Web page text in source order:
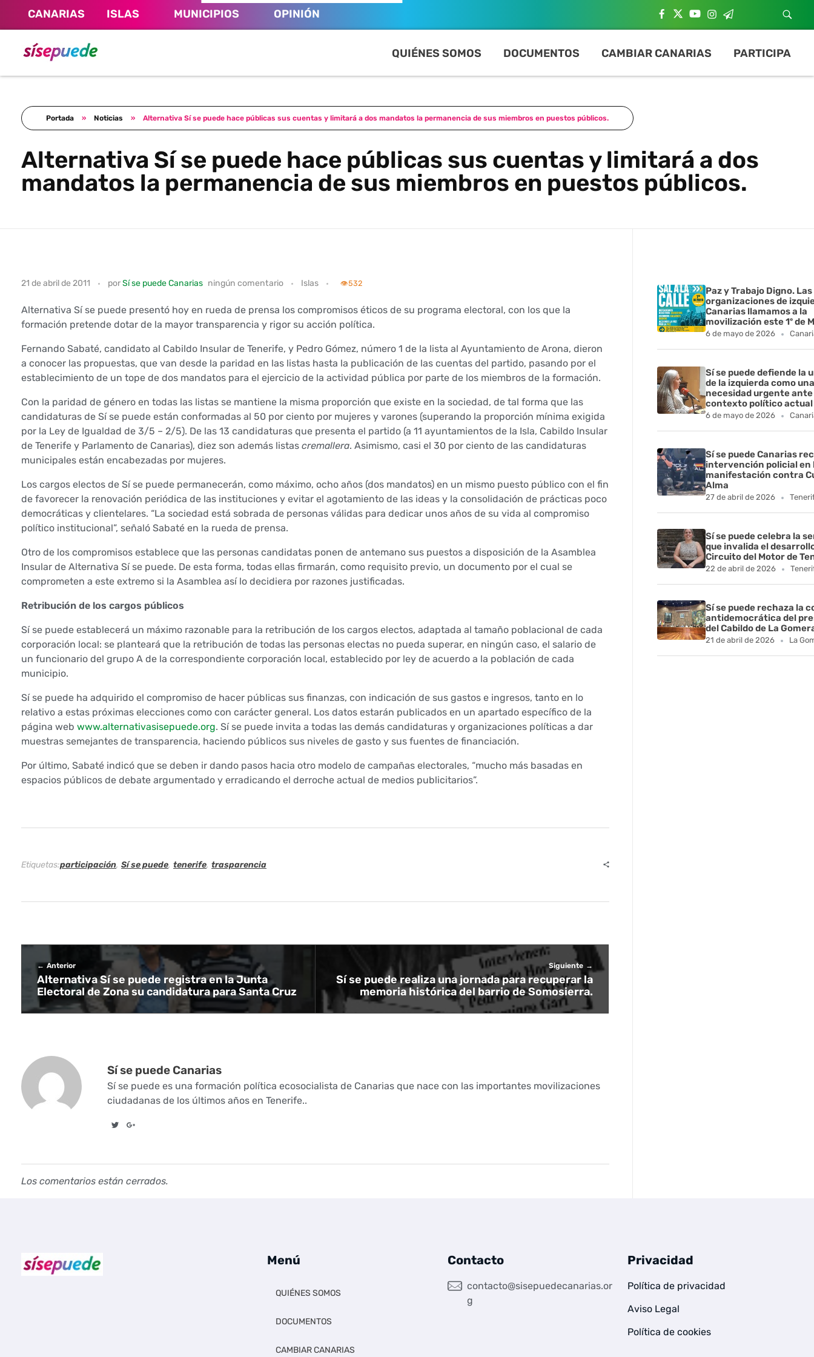
CANARIAS ISLAS MUNICIPIOS OPINIÓN
QUIÉNES SOMOS DOCUMENTOS CAMBIAR CANARIAS PARTICIPA
Portada » Noticias » Alternativa Sí se puede hace públicas sus cuentas y limitará a dos mandatos la permanencia de sus miembros en puestos públicos.
Alternativa Sí se puede hace públicas sus cuentas y limitará a dos
mandatos la permanencia de sus miembros en puestos públicos.
A
l
t
e
r
n
a
t
i
v
a
S
í
s
e
p
u
e
d
e
h
e
c
s
s
u
c
t
21 de abril de 2011 porSí se puede Canarias ningún comentario Islas 👁️532
Alternativa Sí se puede presentó hoy en rueda de prensa los compromisos éticos de su programa electoral, con los que la
formación pretende dotar de la mayor transparencia y rigor su acción política.
Fernando Sabaté, candidato al Cabildo Insular de Tenerife, y Pedro Gómez, número 1 de la lista al Ayuntamiento de Arona, dieron
a conocer las propuestas, que van desde la paridad en las listas hasta la publicación de las cuentas del partido, pasando por el
establecimiento de un tope de dos mandatos para el ejercicio de la actividad pública por parte de los miembros de la formación.
Con la paridad de género en todas las listas se mantiene la misma proporción que existe en la sociedad, de tal forma que las
candidaturas de Sí se puede están conformadas al 50 por ciento por mujeres y varones (superando la proporción mínima exigida
por la Ley de Igualdad de 3/5 – 2/5). De las 13 candidaturas que presenta el partido (a 11 ayuntamientos de la Isla, Cabildo Insular
de Tenerife y Parlamento de Canarias), diez son además listas cremallera. Asimismo, casi el 30 por ciento de las candidaturas
municipales están encabezadas por mujeres.
Los cargos electos de Sí se puede permanecerán, como máximo, ocho años (dos mandatos) en un mismo puesto público con el fin
de favorecer la renovación periódica de las instituciones y evitar el agotamiento de las ideas y la consolidación de prácticas poco
democráticas y clientelares. “La sociedad está sobrada de personas válidas para dedicar unos años de su vida al compromiso
político institucional”, señaló Sabaté en la rueda de prensa.
Otro de los compromisos establece que las personas candidatas ponen de antemano sus puestos a disposición de la Asamblea
Insular de Alternativa Sí se puede. De esta forma, todas ellas firmarán, como requisito previo, un documento por el cual se
comprometen a este extremo si la Asamblea así lo decidiera por razones justificadas.
Retribución de los cargos públicos
Sí se puede establecerá un máximo razonable para la retribución de los cargos electos, adaptada al tamaño poblacional de cada
corporación local: se planteará que la retribución de todas las personas electas no pueda superar, en ningún caso, el salario de
un funcionario del grupo A de la correspondiente corporación local, establecido por ley de acuerdo a la población de cada
municipio.
Sí se puede ha adquirido el compromiso de hacer públicas sus finanzas, con indicación de sus gastos e ingresos, tanto en lo
relativo a estas próximas elecciones como con carácter general. Los datos estarán publicados en un apartado específico de la
página web www.alternativasisepuede.org. Sí se puede invita a todas las demás candidaturas y organizaciones políticas a dar
muestras semejantes de transparencia, haciendo públicos sus niveles de gasto y sus fuentes de financiación.
Por último, Sabaté indicó que se deben ir dando pasos hacia otro modelo de campañas electorales, “mucho más basadas en
espacios públicos de debate argumentado y erradicando el derroche actual de medios publicitarios”.
Etiquetas:participación, Sí se puede, tenerife, trasparencia
Anterior
Alternativa Sí se puede registra en la Junta
Electoral de Zona su candidatura para Santa Cruz
Siguiente
Sí se puede realiza una jornada para recuperar la
memoria histórica del barrio de Somosierra.
Sí se puede Canarias
Sí se puede es una formación política ecosocialista de Canarias que nace con las importantes movilizaciones
ciudadanas de los últimos años en Tenerife..
Los comentarios están cerrados.
Paz y Trabajo Digno. Las
organizaciones de
Canarias llamamos a la
movilización este 1º de
6 de mayo de 2026
Sí se puede defiende la
de la izquierda como una
necesidad urgente ante
contexto político actual
6 de mayo de 2026
Sí se puede Canarias
intervención policial en
manifestación contra
Alma
27 de abril de 2026
Sí se puede celebra la
que invalida el
Circuito del Motor de
22 de abril de 2026
Sí se puede rechaza la
antidemocrática del
del Cabildo de La
21 de abril de 2026 La
Menú
QUIÉNES SOMOS
DOCUMENTOS
CAMBIAR CANARIAS
Contacto
contacto@sisepuedecanarias.or
g
Privacidad
Política de privacidad
Aviso Legal
Política de cookies